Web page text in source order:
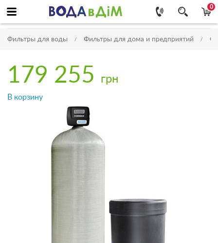
0
Фильтры для воды Фильтры для дома и предприятий
179 255 грн
В корзину